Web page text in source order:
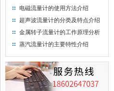
电磁流量计的使用方法介绍
超声波流量计的分类及特点介绍
金属转子流量计的工作原理分析
蒸汽流量计的主要特性介绍